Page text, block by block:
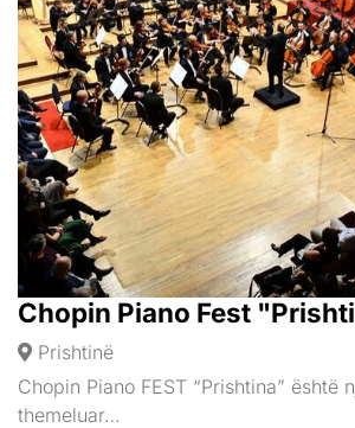
Chopin Piano Fest
Prishtinë
Chopin Piano FEST “Prishtina” është
themeluar…